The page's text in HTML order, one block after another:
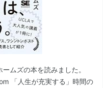
ムズの本を読みました。
「人生が充実する」時間の